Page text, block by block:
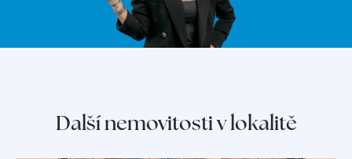
Další nemovitosti v lokalitě